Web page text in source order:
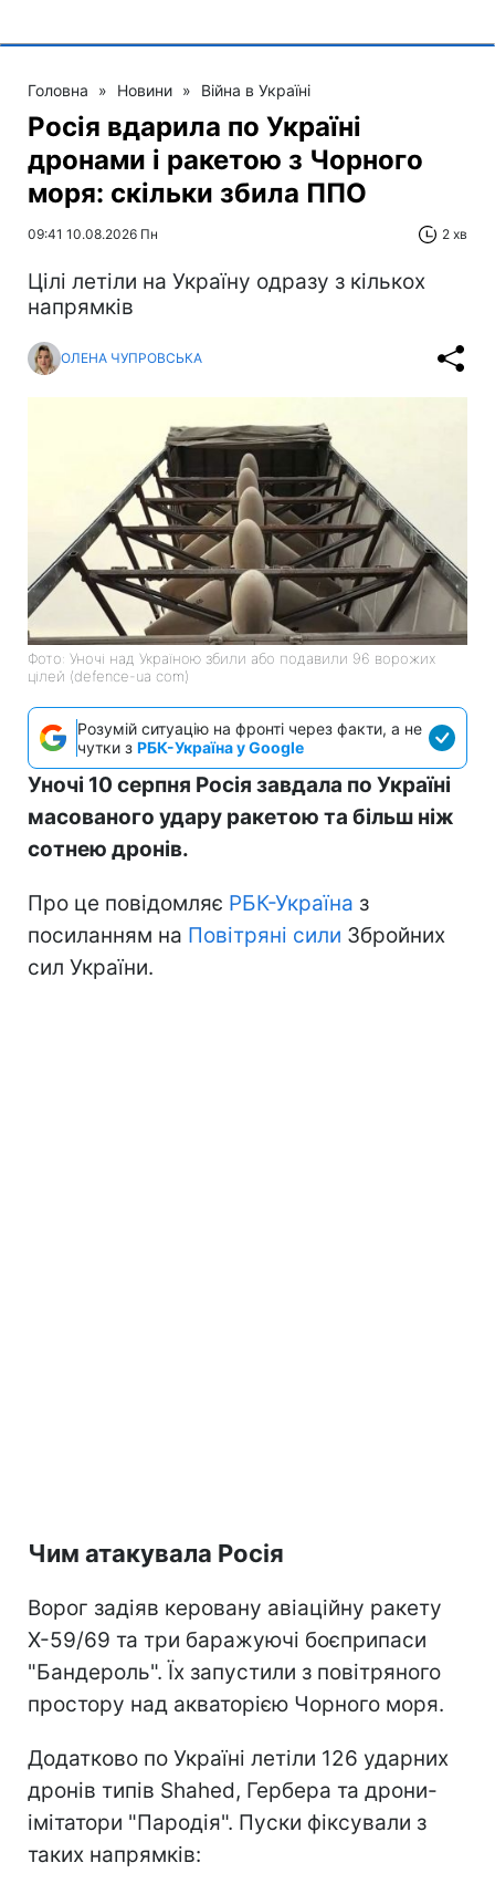
Головна » Новини » Війна в Україні
Росія вдарила по Україні
дронами і ракетою з Чорного
моря: скільки збила ППО
09:41 10.08.2026 Пн 2 хв
Цілі летіли на Україну одразу з кількох
напрямків
ОЛЕНА ЧУПРОВСЬКА
Фото: Уночі над Україною збили або подавили 96 ворожих
цілей (defence-ua com)
Розумій ситуацію на фронті через факти, а не
чутки з РБК-Україна у Google
Уночі 10 серпня Росія завдала по Україні
масованого удару ракетою та більш ніж
сотнею дронів.
Про це повідомляє РБК-Україна з
посиланням на Повітряні сили Збройних
сил України.
Чим атакувала Росія
Ворог задіяв керовану авіаційну ракету
Х-59/69 та три баражуючі боєприпаси
"Бандероль". Їх запустили з повітряного
простору над акваторією Чорного моря.
Додатково по Україні летіли 126 ударних
дронів типів Shahed, Гербера та дрони-
імітатори "Пародія". Пуски фіксували з
таких напрямків: